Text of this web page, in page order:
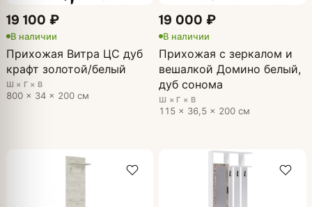
19 100 ₽
В наличии
Прихожая Витра ЦС дуб
крафт золотой/белый
Ш × Г × В
800 × 34 × 200 см
19 000 ₽
В наличии
Прихожая с зеркалом и
вешалкой Домино белый,
дуб сонома
Ш × Г × В
115 × 36,5 × 200 см